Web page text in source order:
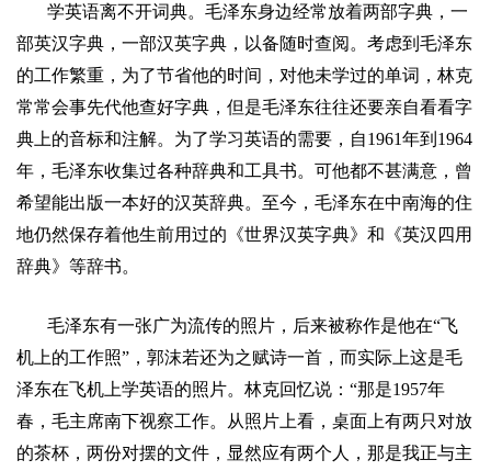
学英语离不开词典。毛泽东身边经常放着两部字典，一
部英汉字典，一部汉英字典，以备随时查阅。考虑到毛泽东
的工作繁重，为了节省他的时间，对他未学过的单词，林克
常常会事先代他查好字典，但是毛泽东往往还要亲自看看字
典上的音标和注解。为了学习英语的需要，自1961年到 1964
年，毛泽东收集过各种辞典和工具书。可他都不甚满意，曾
希望能出版一本好的汉英辞典。至今，毛泽东在中南海的住
地仍然保存着他生前用过的《世界汉英字典》和《英汉四用
辞典》等辞书。
毛泽东有一张广为流传的照片，后来被称作是他在“飞
机上的工作照” ，郭沫若还为之赋诗一首，而实际上这是毛
泽东在飞机上学英语的照片。林克回忆说： “那是1957年
春，毛主席南下视察工作。从照片上看，桌面上有两只对放
的茶杯，两份对摆的文件，显然应有两个人，那是我正与主